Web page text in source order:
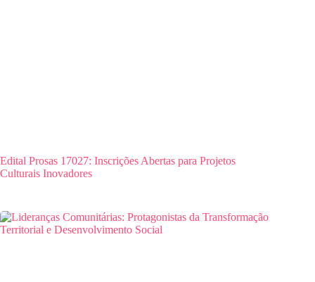
Edital Prosas 17027: Inscrições Abertas para Projetos
Culturais Inovadores